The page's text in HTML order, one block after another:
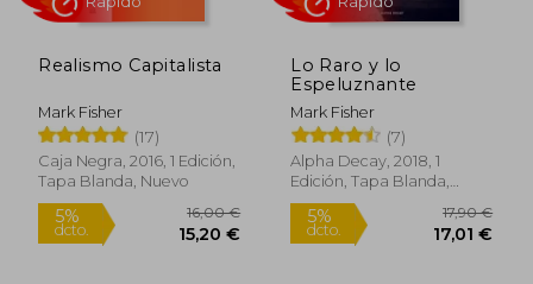
Realismo Capitalista
Mark Fisher
(17)
Caja Negra, 2016, 1 Edición,
Tapa Blanda, Nuevo
Rápido
Lo Raro y lo
Espeluznante
Mark Fisher
(7)
Alpha Decay, 2018, 1
Edición, Tapa Blanda,
Nuevo
Rápido